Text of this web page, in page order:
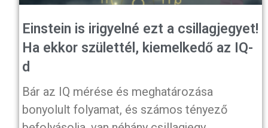
Einstein is irigyelné ezt a csillagjegyet!
Ha ekkor születtél, kiemelkedő az IQ-
d
Bár az IQ mérése és meghatározása
bonyolult folyamat, és számos tényező